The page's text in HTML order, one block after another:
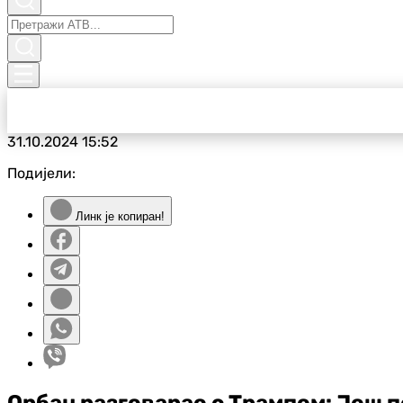
31.10.202415:52
Подијели:
Линк је копиран!